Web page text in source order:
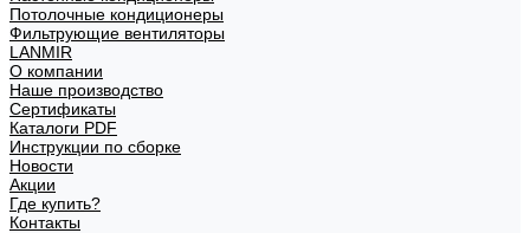
Потолочные кондиционеры
Фильтрующие вентиляторы
LANMIR
О компании
Наше производство
Сертификаты
Каталоги PDF
Инструкции по сборке
Новости
Акции
Где купить?
Контакты